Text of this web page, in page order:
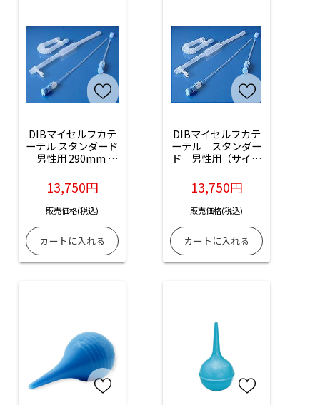
DIBマイセルフカテ
ーテル スタンダード
男性用 290mm
号：402212）：5セ
ット入
13,750円
販売価格(税込)
DIBマイセルフカテ
ーテル　スタンダー
ド　男性用（サイズ
（製品番号：
402214）
13,750円
販売価格(税込)